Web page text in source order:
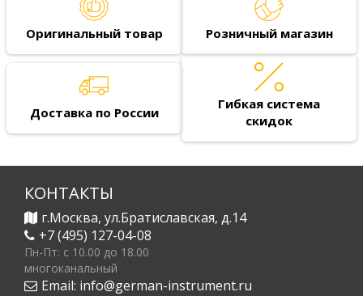
Оригинальный товар Розничный магазин
Доставка по России
Гибкая система
скидок
КОНТАКТЫ
г.Москва, ул.Братиславская, д.14
+7 (495) 127-04-08
Пн-Пт: c 10.00 до 18.00
многоканальный
Email: info@german-instrument.ru